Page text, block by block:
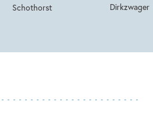
Schothorst
Dirkzwager